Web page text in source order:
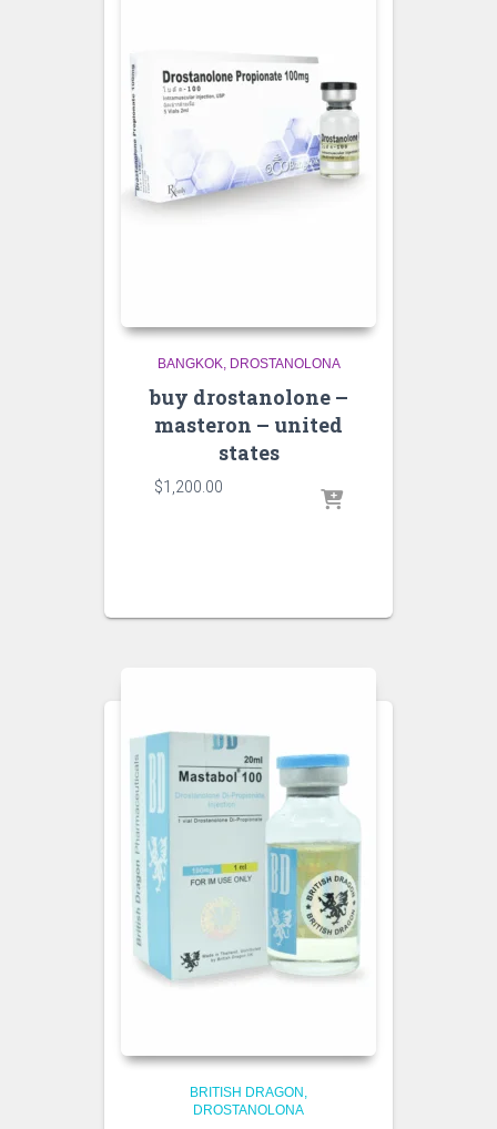
BANGKOK DROSTANOLONA
buy drostanolone –
masteron – united
states
$1,200.00
BRITISH DRAGON
DROSTANOLONA